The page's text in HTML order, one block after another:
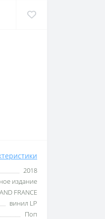
2018
издание
FRANCE
винил LP
Поп